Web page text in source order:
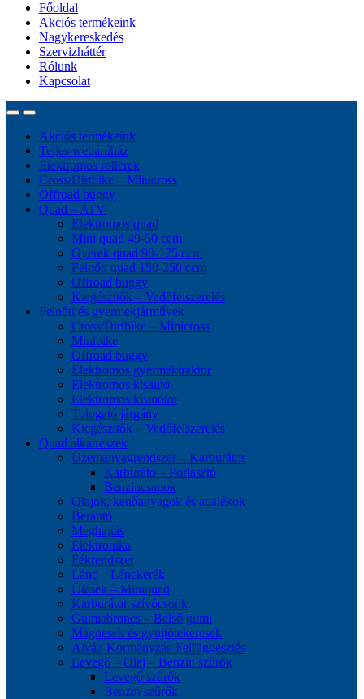
Főoldal
Akciós termékeink
Nagykereskedés
Szervizháttér
Rólunk
Kapcsolat
Akciós termékeink
Teljes webárúház
Elektromos rollerek
Cross/Dirtbike – Minicross
Offroad buggy
Quad – ATV
Elektromos quad
Mini quad 49-50 ccm
Gyerek quad 90-125 ccm
Felnőtt quad 150-250 ccm
Offroad buggy
Kiegészítők – Vedőfelszerelés
Felnőtt és gyermekjárművek
Cross/Dirtbike – Minicross
Minibike
Offroad buggy
Elektromos gyermektraktor
Elektromos kisautó
Elektromos kismotor
Tologató járgány
Kiegészítők – Vedőfelszerelés
Quad alkatrészek
Üzemanyagrendszer – Karburátor
Karburáto – Porlasztó
Benzincsapok
Olajok, kenőanyagok és adalékok
Berántó
Meghajtás
Elektronika
Fékrendszer
Lánc – Lánckerék
Ülések – Miniquad
Karburátor szívócsonk
Gumiabroncs – Belső gumi
Mágnesek és gyújtótekercsek
Alváz-Kormányzás-Felfüggesztés
Levegő – Olaj – Benzin szűrők
Levegő szűrők
Benzin szűrők